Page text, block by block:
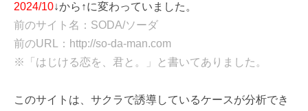
2024/10↓から↑に変わっていました。
前のサイト名：SODA/ソーダ
前のURL：http://so-da-man.com
※「はじける恋を、君と。」と書いてありました。
このサイトは、サクラで誘導しているケースが分析でき